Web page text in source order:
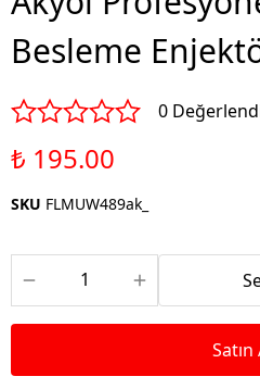
Besleme
0
₺ 195.00
SKU FLMUW489ak_
Satın